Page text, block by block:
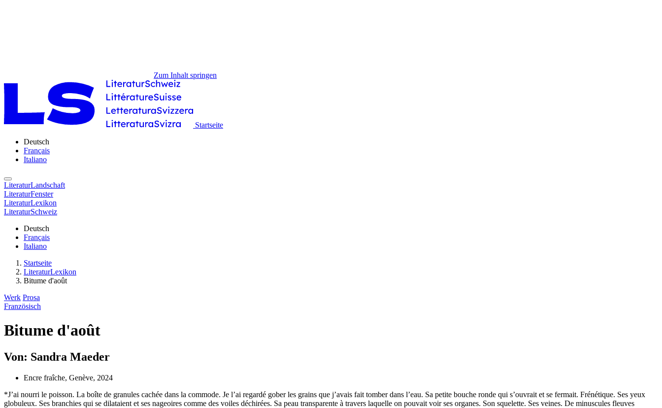
Zum Inhalt springen
Startseite
Deutsch
Français
Italiano
LiteraturLandschaft
LiteraturFenster
LiteraturLexikon
LiteraturSchweiz
Deutsch
Français
Italiano
Startseite
LiteraturLexikon
Bitume d'août
Werk Prosa
Französisch
Bitume d'août
Von: Sandra Maeder
Encre fraîche, Genève, 2024
*J’ai nourri le poisson. La boîte de granules cachée dans la commode. Je l’ai regardé gober les grains que j’avais fait tomber dans l’eau. Sa petite bouche ronde qui s’ouvrait et se fermait. Frénétique. Ses yeux
globuleux. Ses branchies qui se dilataient et ses nageoires comme des voiles déchirées. Sa peau transparente à travers laquelle on pouvait voir ses organes. Son squelette. Ses veines. De minuscules fleuves